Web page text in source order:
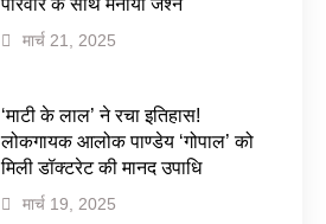
मार्च 21, 2025
‘माटी के लाल’ ने रचा इतिहास!
लोकगायक आलोक पाण्डेय ‘गोपाल’ को
मिली डॉक्टरेट की मानद उपाधि
मार्च 19, 2025